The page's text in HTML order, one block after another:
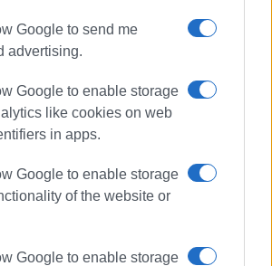
Google to send me
advertising.
Google to enable storage
like cookies on web
in apps.
Google to enable storage
of the website or
Google to enable storage